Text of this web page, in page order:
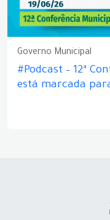
Governo Municipal
#Podcast – 12ª
está marcada